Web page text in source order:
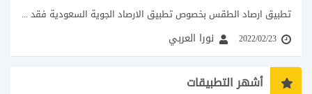
تطبيق ارصاد الطقس بخصوص تطبيق الارصاد الجوية السعودية فقد تم حذفه من متجر الاب...
2022/02/23 نورا العربي
أشهر التطبيقات